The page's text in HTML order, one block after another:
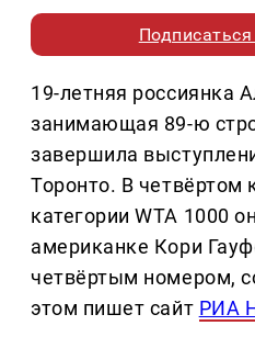
19-летняя россиянка
занимающая 89-ю
завершила
Торонто. В четвёртом
категории WTA 1000
американке Кори
четвёртым номером,
этом пишет сайт РИА